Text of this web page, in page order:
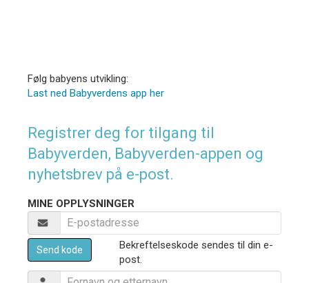
Følg babyens utvikling:
Last ned Babyverdens app her
Registrer deg for tilgang til
Babyverden, Babyverden-appen og
nyhetsbrev på e-post.
MINE OPPLYSNINGER
Send kode
Bekreftelseskode sendes til din e-
post.